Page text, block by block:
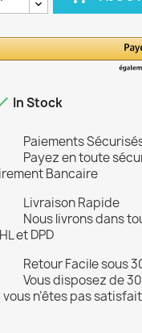
In Stock
Paiements
Payez en toute
Bancaire
Livraison Rapide
Nous livrons dans
et DPD
Retour Facile sous
Vous disposez de
vous n’êtes pas satisfait